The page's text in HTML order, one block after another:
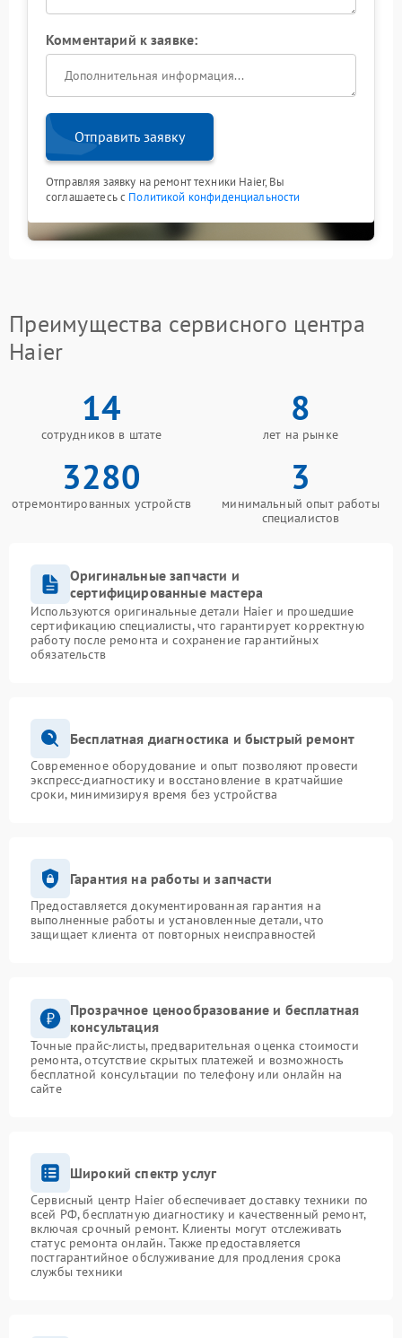
Комментарий к заявке:
Отправить заявку
Отправляя заявку на ремонт техники Haier, Вы
соглашаетесь с Политикой конфиденциальности
Преимущества сервисного центра
Haier
14
сотрудников в штате
8
лет на рынке
3280
отремонтированных устройств
3
минимальный опыт работы
специалистов
Оригинальные запчасти и
сертифицированные мастера
Используются оригинальные детали Haier и прошедшие
сертификацию специалисты, что гарантирует корректную
работу после ремонта и сохранение гарантийных
обязательств
Бесплатная диагностика и быстрый ремонт
Современное оборудование и опыт позволяют провести
экспресс-диагностику и восстановление в кратчайшие
сроки, минимизируя время без устройства
Гарантия на работы и запчасти
Предоставляется документированная гарантия на
выполненные работы и установленные детали, что
защищает клиента от повторных неисправностей
Прозрачное ценообразование и бесплатная
консультация
Точные прайс-листы, предварительная оценка стоимости
ремонта, отсутствие скрытых платежей и возможность
бесплатной консультации по телефону или онлайн на
сайте
Широкий спектр услуг
Сервисный центр Haier обеспечивает доставку техники по
всей РФ, бесплатную диагностику и качественный ремонт,
включая срочный ремонт. Клиенты могут отслеживать
статус ремонта онлайн. Также предоставляется
постгарантийное обслуживание для продления срока
службы техники